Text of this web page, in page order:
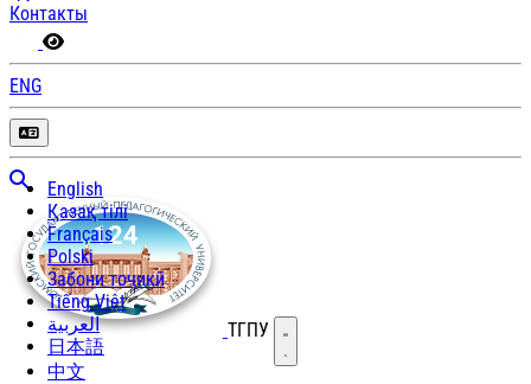
Контакты
ENG
English
Қазақ тілі
Français
Polski
Забони тоҷикӣ
Tiếng Việt
العربية
日本語
中文
ТГПУ Открыть меню